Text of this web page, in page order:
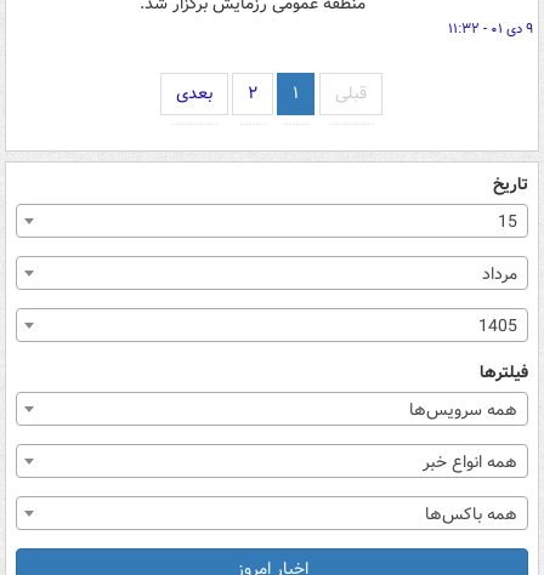
۹ دی ۰۱ - ۱۱:۳۲
قبلی ۱ ۲ بعدی
تاریخ
15
مرداد
1405
فیلترها
همه سرویس‌ها
همه انواع خبر
همه باکس‌ها
اخبار امروز